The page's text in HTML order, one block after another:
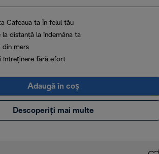
Cafeaua ta În felul tău
la distanță la îndemâna ta
din mers
întreținere fără efort
Adaugă în coș
Descoperiți mai multe